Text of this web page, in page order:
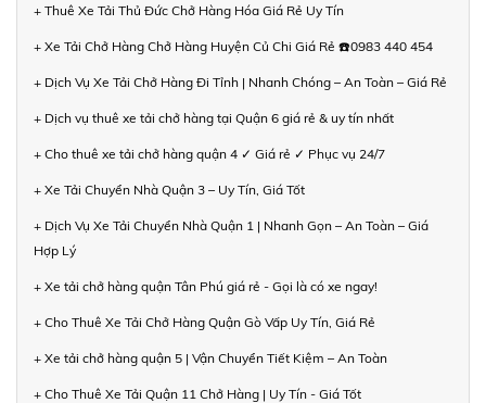
+ Thuê Xe Tải Thủ Đức Chở Hàng Hóa Giá Rẻ Uy Tín
+ Xe Tải Chở Hàng Chở Hàng Huyện Củ Chi Giá Rẻ ☎️0983 440 454
+ Dịch Vụ Xe Tải Chở Hàng Đi Tỉnh | Nhanh Chóng – An Toàn – Giá Rẻ
+ Dịch vụ thuê xe tải chở hàng tại Quận 6 giá rẻ & uy tín nhất
+ Cho thuê xe tải chở hàng quận 4 ✓ Giá rẻ ✓ Phục vụ 24/7
+ Xe Tải Chuyển Nhà Quận 3 – Uy Tín, Giá Tốt
+ Dịch Vụ Xe Tải Chuyển Nhà Quận 1 | Nhanh Gọn – An Toàn – Giá
Hợp Lý
+ Xe tải chở hàng quận Tân Phú giá rẻ - Gọi là có xe ngay!
+ Cho Thuê Xe Tải Chở Hàng Quận Gò Vấp Uy Tín, Giá Rẻ
+ Xe tải chở hàng quận 5 | Vận Chuyển Tiết Kiệm – An Toàn
+ Cho Thuê Xe Tải Quận 11 Chở Hàng | Uy Tín - Giá Tốt